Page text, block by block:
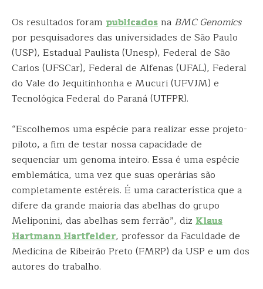
Os resultados foram publicadosna BMC Genomics
por pesquisadores das universidades de São Paulo
(USP), Estadual Paulista (Unesp), Federal de São
Carlos (UFSCar), Federal de Alfenas (UFAL), Federal
do Vale do Jequitinhonha e Mucuri (UFVJM) e
Tecnológica Federal do Paraná (UTFPR).
“Escolhemos uma espécie para realizar esse projeto-
piloto, a fim de testar nossa capacidade de
sequenciar um genoma inteiro. Essa é uma espécie
emblemática, uma vez que suas operárias são
completamente estéreis. É uma característica que a
difere da grande maioria das abelhas do grupo
Meliponini, das abelhas sem ferrão”, diz Klaus
Hartmann Hartfelder, professor da Faculdade de
Medicina de Ribeirão Preto (FMRP) da USP e um dos
autores do trabalho.